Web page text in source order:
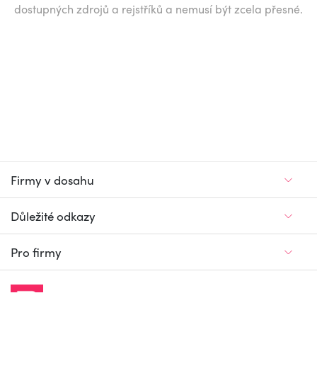
dostupných zdrojů a rejstříků a nemusí být zcela přesné.
Firmy v dosahu
Důležité odkazy
Pro firmy